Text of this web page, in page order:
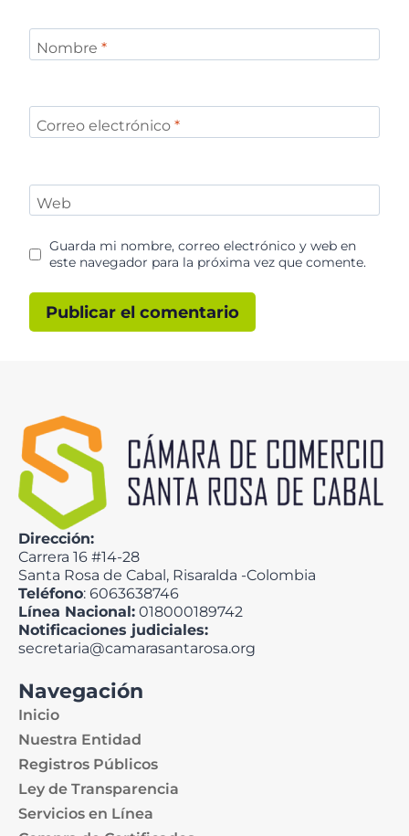
Nombre *
Correo electrónico *
Web
Guarda mi nombre, correo electrónico y web en
este navegador para la próxima vez que comente.
Dirección:
Carrera 16 #14-28
Santa Rosa de Cabal, Risaralda -Colombia
Teléfono: 6063638746
Línea Nacional: 018000189742
Notificaciones judiciales:
secretaria@camarasantarosa.org
Navegación
Inicio
Nuestra Entidad
Registros Públicos
Ley de Transparencia
Servicios en Línea